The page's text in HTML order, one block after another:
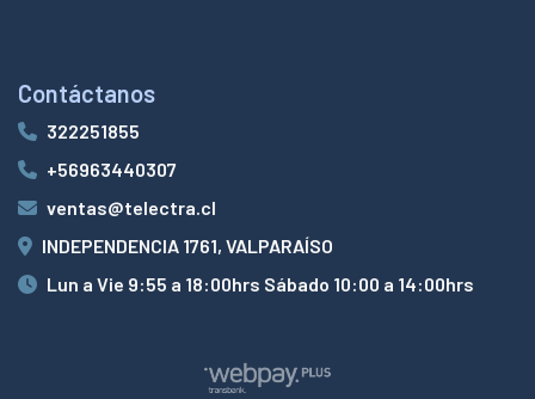
Contáctanos
322251855
+56963440307
ventas@telectra.cl
INDEPENDENCIA 1761, VALPARAÍSO
Lun a Vie 9:55 a 18:00hrs Sábado 10:00 a 14:00hrs